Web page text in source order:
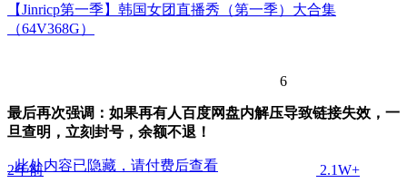
6
最后再次强调：如果再有人百度网盘内解压导致链接失效，一
旦查明，立刻封号，余额不退！
此处内容已隐藏，请付费后查看
【Jinricp第一季】韩国女团直播秀（第一季）大合集
（64V368G）
2年前 2.1W+